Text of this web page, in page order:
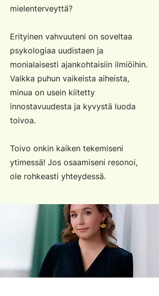
mielenterveyttä?
Erityinen vahvuuteni on soveltaa
psykologiaa uudistaen ja
monialaisesti ajankohtaisiin ilmiöihin.
Vaikka puhun vaikeista aiheista,
minua on usein kiitetty
innostavuudesta ja kyvystä luoda
toivoa.
Toivo onkin kaiken tekemiseni
ytimessä! Jos osaamiseni resonoi,
ole rohkeasti yhteydessä.